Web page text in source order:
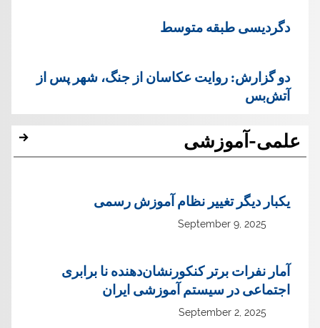
دگردیسی طبقه متوسط
دو گزارش: روایت عکاسان از جنگ، شهر پس از
آتش‌بس
علمی-آموزشی
یک‏بار دیگر تغییر نظام آموزش رسمی
September 9, 2025
آمار نفرات برتر کنکورنشان‌دهنده نا برابری
اجتماعی در سیستم آموزشی ایران
September 2, 2025